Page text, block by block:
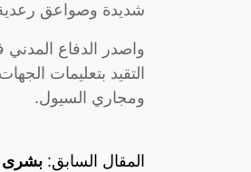
شديدة وصواعق
واصدر الدفاع
التقيد بتعليمات
ومجاري السيول.
المقال السابق: بشرى